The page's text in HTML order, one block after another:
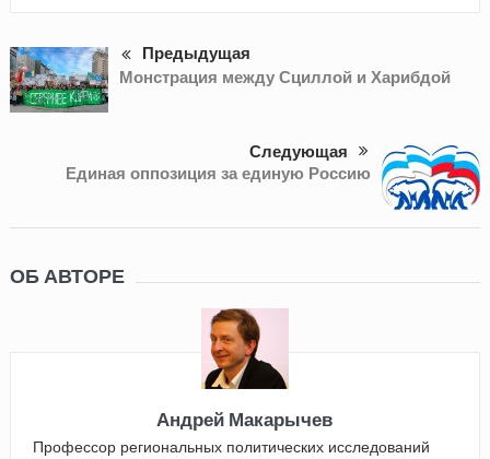
Предыдущая
Монстрация между Сциллой и Харибдой
Следующая
Единая оппозиция за единую Россию
ОБ АВТОРЕ
Андрей Макарычев
Профессор региональных политических исследований